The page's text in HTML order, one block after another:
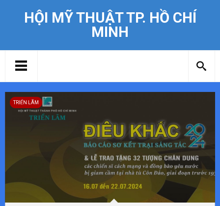
HỘI MỸ THUẬT TP. HỒ CHÍ
MINH
TRIỂN LÃM